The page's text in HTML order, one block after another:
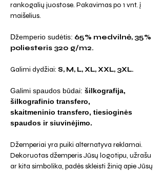
rankogalių juostose. Pakavimas po 1 vnt. į
maišelius.
Džemperio sudėtis: 65% medvilnė, 35%
poliesteris 320 g/m2.
Galimi dydžiai: S, M, L, XL, XXL, 3XL.
Galimi spaudos būdai: šilkografija,
šilkografinio transfero,
skaitmeninio transfero, tiesioginės
spaudos ir siuvinėjimo.
Džemperiai yra puiki alternatyva reklamai.
Dekoruotas džemperis Jūsų logotipu, užrašu
ar kita simbolika, padės skleisti žinią apie Jūsų